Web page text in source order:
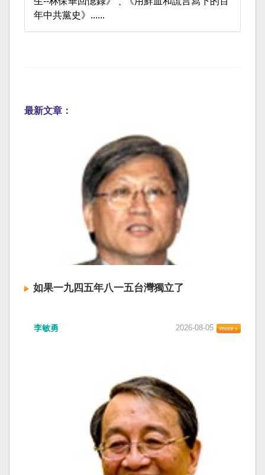
年中共黨史》......
最新文章：
如果一九四五年八一五台灣獨立了
李敏勇 2026-08-05